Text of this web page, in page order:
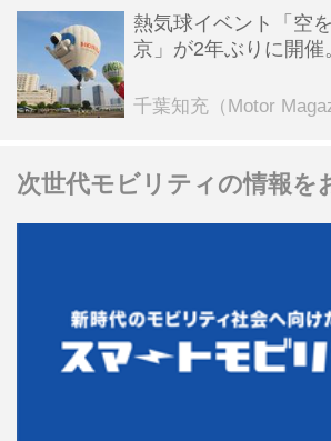
熱気球イベント「空
京」が2年ぶりに開催
ンテンツも
千葉知充（Motor
次世代モビリティの情報を